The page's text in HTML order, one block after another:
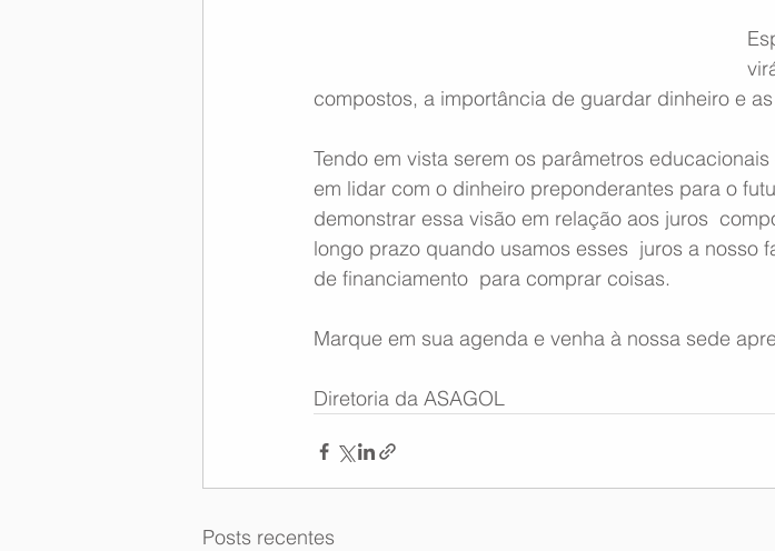
compostos, a importância de guardar dinheiro e
Tendo em vista serem os parâmetros
em lidar com o dinheiro preponderantes para o
demonstrar essa visão em relação aos juros
longo prazo quando usamos esses  juros a nosso
de financiamento  para comprar coisas.
Marque em sua agenda e venha à nossa sede
Diretoria da ASAGOL
Posts recentes